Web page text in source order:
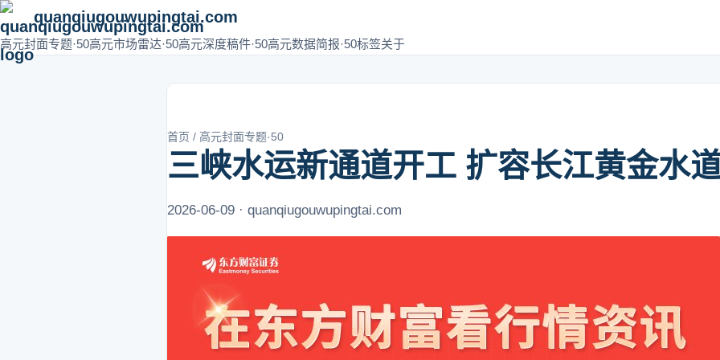
quanqiugouwupingtai.com
高元封面专题·50高元市场雷达·50高元深度稿件·50高元数据简报·50标签关于
首页 / 高元封面专题·50
三峡水运新通道开工 扩容长江黄金水
2026-06-09 · quanqiugouwupingtai.com